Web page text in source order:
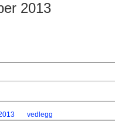
2013
vedlegg